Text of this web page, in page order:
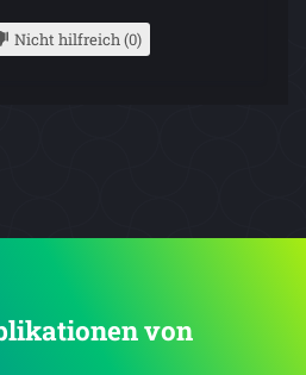
Nicht hilfreich (0)
von